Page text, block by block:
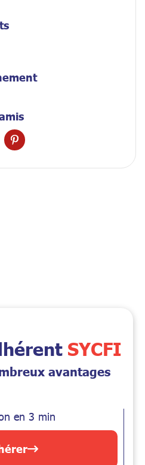
SYCFI
avantages
en 3 min